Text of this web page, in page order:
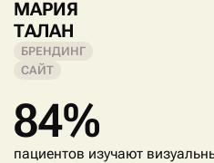
МАРИЯ
ТАЛАН
БРЕНДИНГ
САЙТ
84%
пациентов изучают